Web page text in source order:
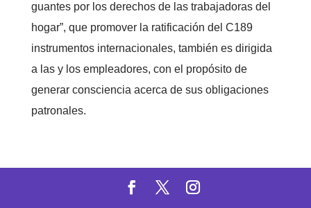
guantes por los derechos de las trabajadoras del
hogar”, que promover la ratificación del C189
instrumentos internacionales, también es dirigida
a las y los empleadores, con el propósito de
generar consciencia acerca de sus obligaciones
patronales.